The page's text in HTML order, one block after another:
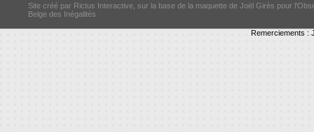
Site créé par Rictus Interactive, sur la base de la maquette de Joël Girès pour
Belge des Inégalités
Remerciements :